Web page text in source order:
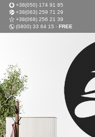
+38(050) 174 91 85
+38(063) 259 71 29
+38(068) 256 21 39
(0800) 33 64 15 - FREE